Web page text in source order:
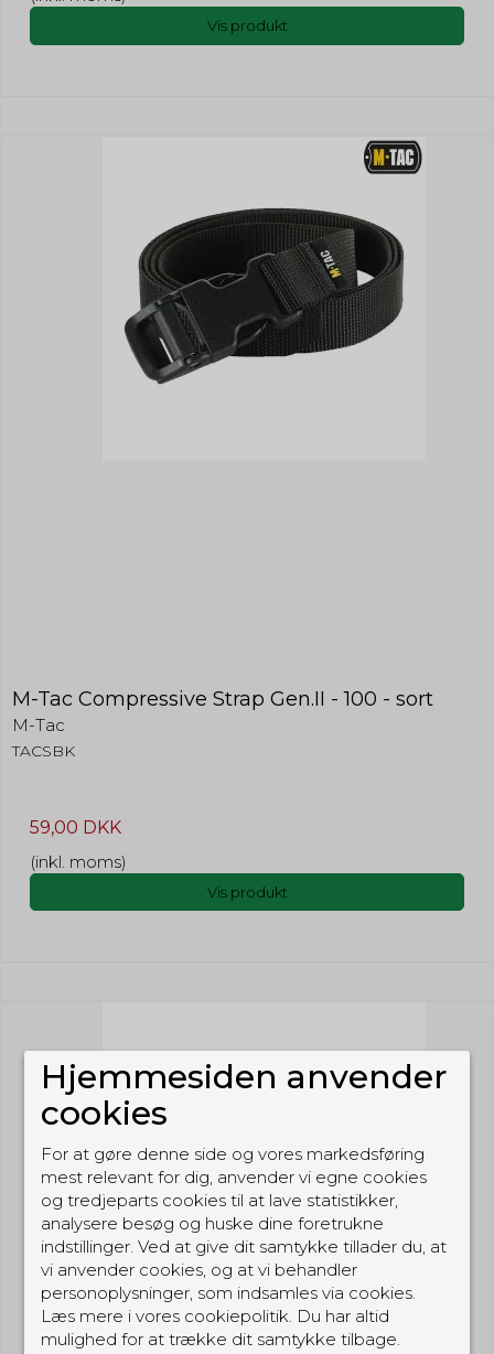
Vis produkt
M-Tac Compressive Strap Gen.II - 100 - sort
M-Tac
TACSBK
59,00 DKK
(inkl. moms)
Vis produkt
Hjemmesiden anvender
cookies
For at gøre denne side og vores markedsføring
mest relevant for dig, anvender vi egne cookies
og tredjeparts cookies til at lave statistikker,
analysere besøg og huske dine foretrukne
indstillinger. Ved at give dit samtykke tillader du, at
vi anvender cookies, og at vi behandler
personoplysninger, som indsamles via cookies.
Læs mere i vores cookiepolitik. Du har altid
mulighed for at trække dit samtykke tilbage.